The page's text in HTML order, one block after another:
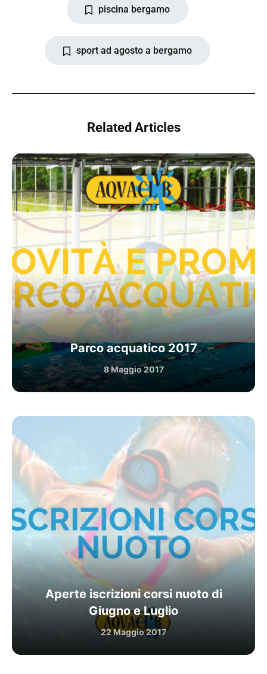
piscina bergamo
sport ad agosto a bergamo
Related Articles
Parco acquatico 2017
8 Maggio 2017
Aperte iscrizioni corsi nuoto di
Giugno e Luglio
22 Maggio 2017